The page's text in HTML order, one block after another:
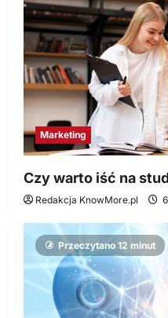
Marketing
Czy warto iść na
Redakcja KnowMore.pl
Przeczytano 12 minut